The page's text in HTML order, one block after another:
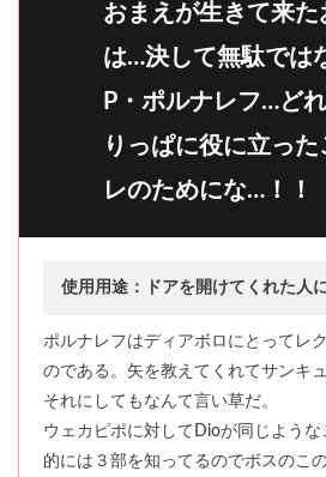
おまえが生きて来
は…決して無駄では
P・ポルナレフ…ど
りっぱに役に立っ
レのためにな…！！
使用用途：ドアを開けてくれた人
ポルナレフはディアボロにとってレ
のである。矢を教えてくれてサンキュ
それにしてもなんて言い草だ。
ウェカピポに対してDioが同じよう
的には３部を知ってるのでボスのこ